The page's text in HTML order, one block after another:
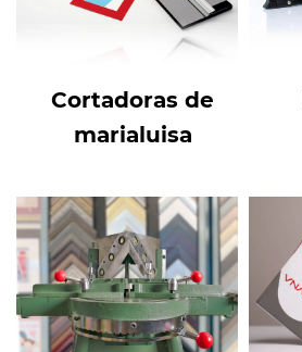
Cortadoras de
marialuisa